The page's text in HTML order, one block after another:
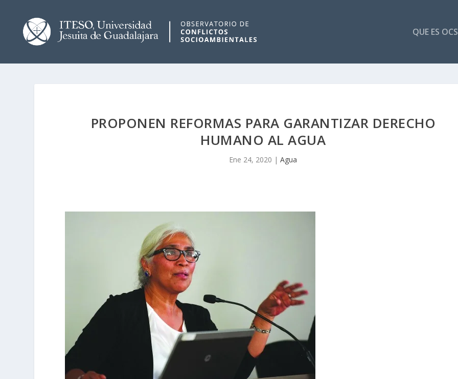
QUE ES
PROPONEN REFORMAS PARA GARANTIZAR DERECHO
HUMANO AL AGUA
Ene 24, 2020 |Agua